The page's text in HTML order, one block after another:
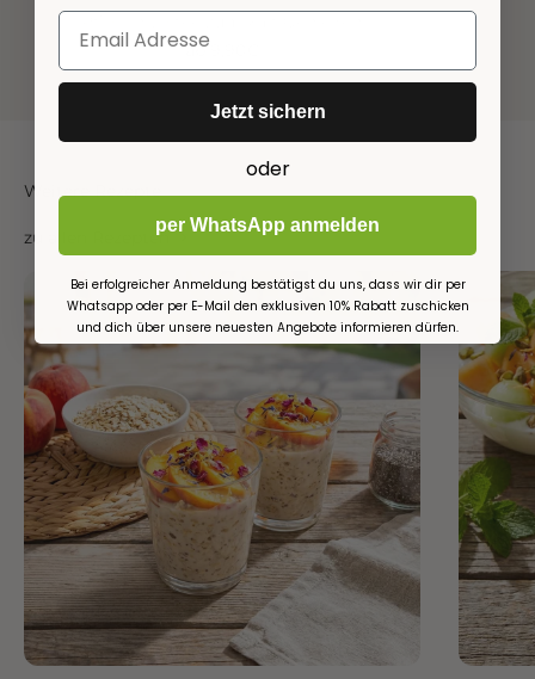
Angebot
ab 9,90€
Weitere Rezepte
zu allen Rezepten
Jetzt sichern
oder
per WhatsApp anmelden
Bei erfolgreicher Anmeldung bestätigst du uns, dass wir dir per
Whatsapp oder per E-Mail den exklusiven 10% Rabatt zuschicken
und dich über unsere neuesten Angebote informieren dürfen.